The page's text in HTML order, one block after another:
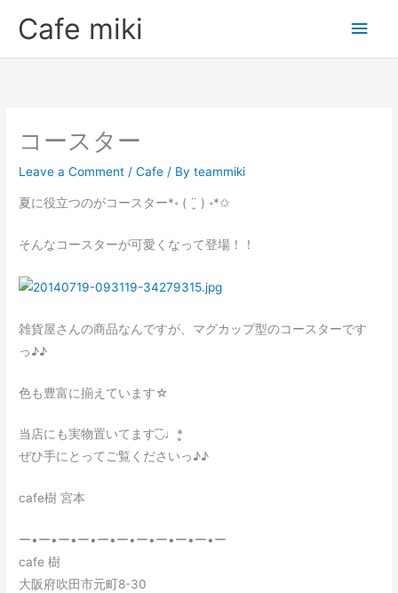
Cafe miki
Main
コースター
Leave a Comment /Cafe / Byteammiki
夏に役立つのがコースター*॰ ( ¨̮ ) ॰*✩
そんなコースターが可愛くなって登場！！
雑貨屋さんの商品なんですが、マグカップ型のコースターです
っ♪♪
色も豊富に揃えています☆
当店にも実物置いてます◟̆◞̆♩*̣̥
ぜひ手にとってご覧くださいっ♪♪
cafe樹 宮本
ー•ー•ー•ー•ー•ー•ー•ー•ー•ー•ー
cafe 樹
大阪府吹田市元町8-30